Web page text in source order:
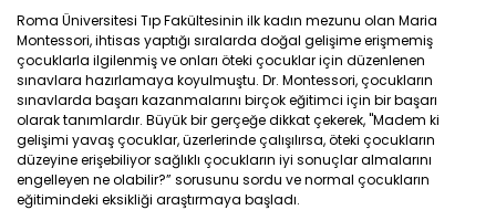
Roma Üniversitesi Tıp Fakültesinin ilk kadın mezunu olan Maria
Montessori, ihtisas yaptığı sıralarda doğal gelişime erişmemiş
çocuklarla ilgilenmiş ve onları öteki çocuklar için düzenlenen
sınavlara hazırlamaya koyulmuştu. Dr. Montessori, çocukların
sınavlarda başarı kazanmalarını birçok eğitimci için bir başarı
olarak tanımlardır. Büyük bir gerçeğe dikkat çekerek, "Madem ki
gelişimi yavaş çocuklar, üzerlerinde çalışılırsa, öteki çocukların
düzeyine erişebiliyor sağlıklı çocukların iyi sonuçlar almalarını
engelleyen ne olabilir?” sorusunu sordu ve normal çocukların
eğitimindeki eksikliği araştırmaya başladı.